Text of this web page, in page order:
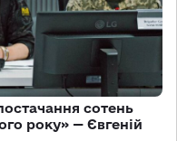
сотень
року» — Євгеній